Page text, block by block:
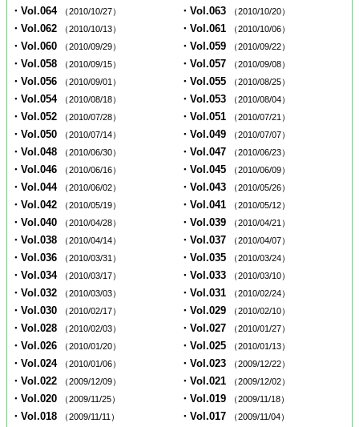
・Vol.064 （2010/10/27） ・Vol.063 （2010/10/20）
・Vol.062 （2010/10/13） ・Vol.061 （2010/10/06）
・Vol.060 （2010/09/29） ・Vol.059 （2010/09/22）
・Vol.058 （2010/09/15） ・Vol.057 （2010/09/08）
・Vol.056 （2010/09/01） ・Vol.055 （2010/08/25）
・Vol.054 （2010/08/18） ・Vol.053 （2010/08/04）
・Vol.052 （2010/07/28） ・Vol.051 （2010/07/21）
・Vol.050 （2010/07/14） ・Vol.049 （2010/07/07）
・Vol.048 （2010/06/30） ・Vol.047 （2010/06/23）
・Vol.046 （2010/06/16） ・Vol.045 （2010/06/09）
・Vol.044 （2010/06/02） ・Vol.043 （2010/05/26）
・Vol.042 （2010/05/19） ・Vol.041 （2010/05/12）
・Vol.040 （2010/04/28） ・Vol.039 （2010/04/21）
・Vol.038 （2010/04/14） ・Vol.037 （2010/04/07）
・Vol.036 （2010/03/31） ・Vol.035 （2010/03/24）
・Vol.034 （2010/03/17） ・Vol.033 （2010/03/10）
・Vol.032 （2010/03/03） ・Vol.031 （2010/02/24）
・Vol.030 （2010/02/17） ・Vol.029 （2010/02/10）
・Vol.028 （2010/02/03） ・Vol.027 （2010/01/27）
・Vol.026 （2010/01/20） ・Vol.025 （2010/01/13）
・Vol.024 （2010/01/06） ・Vol.023 （2009/12/22）
・Vol.022 （2009/12/09） ・Vol.021 （2009/12/02）
・Vol.020 （2009/11/25） ・Vol.019 （2009/11/18）
・Vol.018 （2009/11/11） ・Vol.017 （2009/11/04）